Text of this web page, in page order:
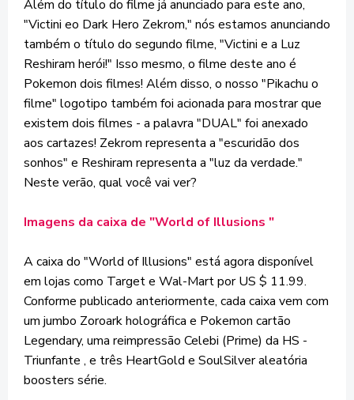
Além do título do filme já anunciado para este ano,
"Victini eo Dark Hero Zekrom," nós estamos anunciando
também o título do segundo filme, "Victini e a Luz
Reshiram herói!" Isso mesmo, o filme deste ano é
Pokemon dois filmes! Além disso, o nosso "Pikachu o
filme" logotipo também foi acionada para mostrar que
existem dois filmes - a palavra "DUAL" foi anexado
aos cartazes! Zekrom representa a "escuridão dos
sonhos" e Reshiram representa a "luz da verdade."
Neste verão, qual você vai ver?
Imagens da caixa de "World of Illusions "
A caixa do "World of Illusions" está agora disponível
em lojas como Target e Wal-Mart por US $ 11.99.
Conforme publicado anteriormente, cada caixa vem com
um jumbo Zoroark holográfica e Pokemon cartão
Legendary, uma reimpressão Celebi (Prime) da HS -
Triunfante , e três HeartGold e SoulSilver aleatória
boosters série.